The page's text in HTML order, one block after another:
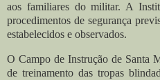
aos familiares do militar. A
procedimentos de segurança
estabelecidos e observados.
O Campo de Instrução de Santa
de treinamento das tropas